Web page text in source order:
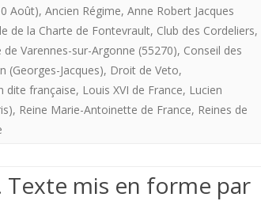
V
de
Croix
pas
l’alpha
et
l’omega.
XVI,
le
dernier
roi
de
régime
Août), Ancien Régime, Anne Robert Jacques
de la Charte de Fontevrault, Club des Cordeliers,
de Varennes-sur-Argonne (55270), Conseil des
(Georges-Jacques), Droit de Veto,
dite française, Louis XVI de France, Lucien
, Reine Marie-Antoinette de France, Reines de
Texte mis en forme par